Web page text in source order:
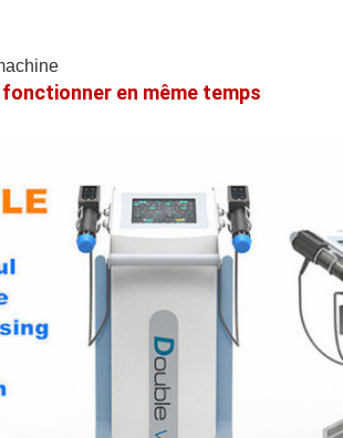
en même temps